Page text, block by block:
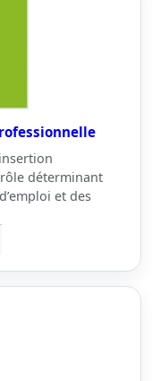
déterminant
et des